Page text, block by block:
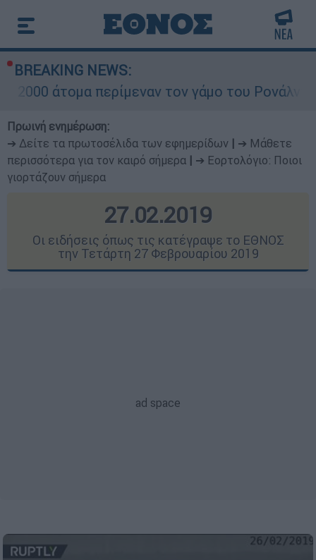
BREAKING NEWS:
περίμεναν τον γάμο του Ρονάλντο στη
Πρωινή ενημέρωση:
➔ Δείτε τα πρωτοσέλιδα των εφημερίδων
➔ Μάθετε
περισσότερα για τον καιρό σήμερα
➔ Εορτολόγιο: Ποιοι
γιορτάζουν σήμερα
27.02.2019
Οι ειδήσεις όπως τις κατέγραψε το ΕΘΝΟΣ
την Τετάρτη 27 Φεβρουαρίου 2019